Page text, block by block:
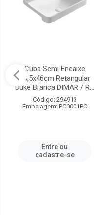
Cuba Semi Encaixe
58,5x46cm Retangular
Duke Branca DIMAR / R...
Código: 294913
Embalagem: PC0001PC
Entre ou
cadastre-se